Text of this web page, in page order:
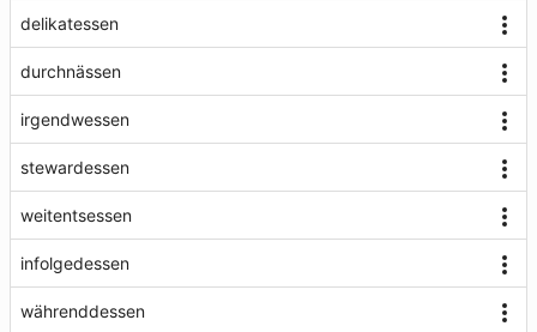
delikatessen
durchnässen
irgendwessen
stewardessen
weitentsessen
infolgedessen
währenddessen